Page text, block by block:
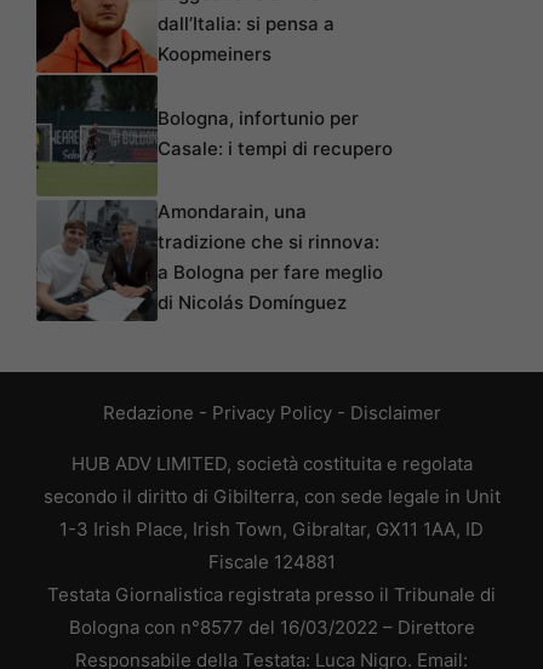
dall’Italia: si pensa a
Koopmeiners
Bologna, infortunio per
Casale: i tempi di recupero
Amondarain, una
tradizione che si rinnova:
a Bologna per fare meglio
di Nicolás Domínguez
Redazione - Privacy Policy- Disclaimer
HUB ADV LIMITED, società costituita e regolata
secondo il diritto di Gibilterra, con sede legale in Unit
1-3 Irish Place, Irish Town, Gibraltar, GX11 1AA, ID
Fiscale 124881
Testata Giornalistica registrata presso il Tribunale di
Bologna con n°8577 del 16/03/2022 – Direttore
Responsabile della Testata: Luca Nigro. Email: